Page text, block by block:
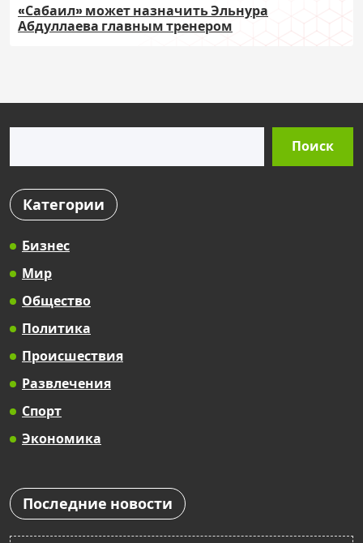
«Сабаил» может назначить Эльнура
Абдуллаева главным тренером
Поиск
Категории
Бизнес
Мир
Общество
Политика
Происшествия
Развлечения
Спорт
Экономика
Последние новости